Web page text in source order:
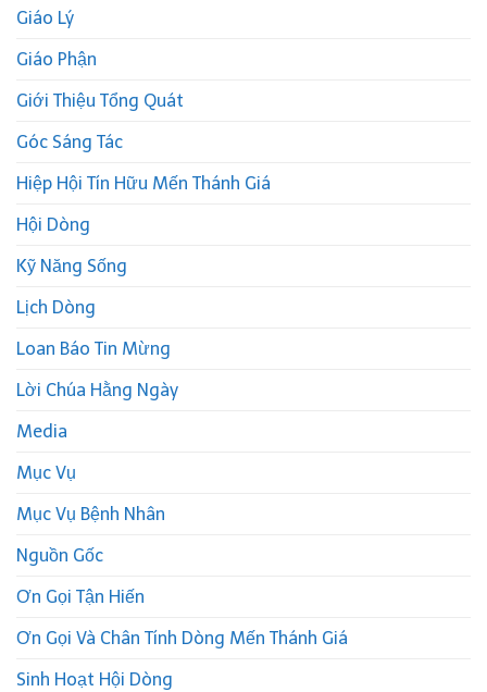
Giáo Lý
Giáo Phận
Giới Thiệu Tổng Quát
Góc Sáng Tác
Hiệp Hội Tín Hữu Mến Thánh Giá
Hội Dòng
Kỹ Năng Sống
Lịch Dòng
Loan Báo Tin Mừng
Lời Chúa Hằng Ngày
Media
Mục Vụ
Mục Vụ Bệnh Nhân
Nguồn Gốc
Ơn Gọi Tận Hiến
Ơn Gọi Và Chân Tính Dòng Mến Thánh Giá
Sinh Hoạt Hội Dòng